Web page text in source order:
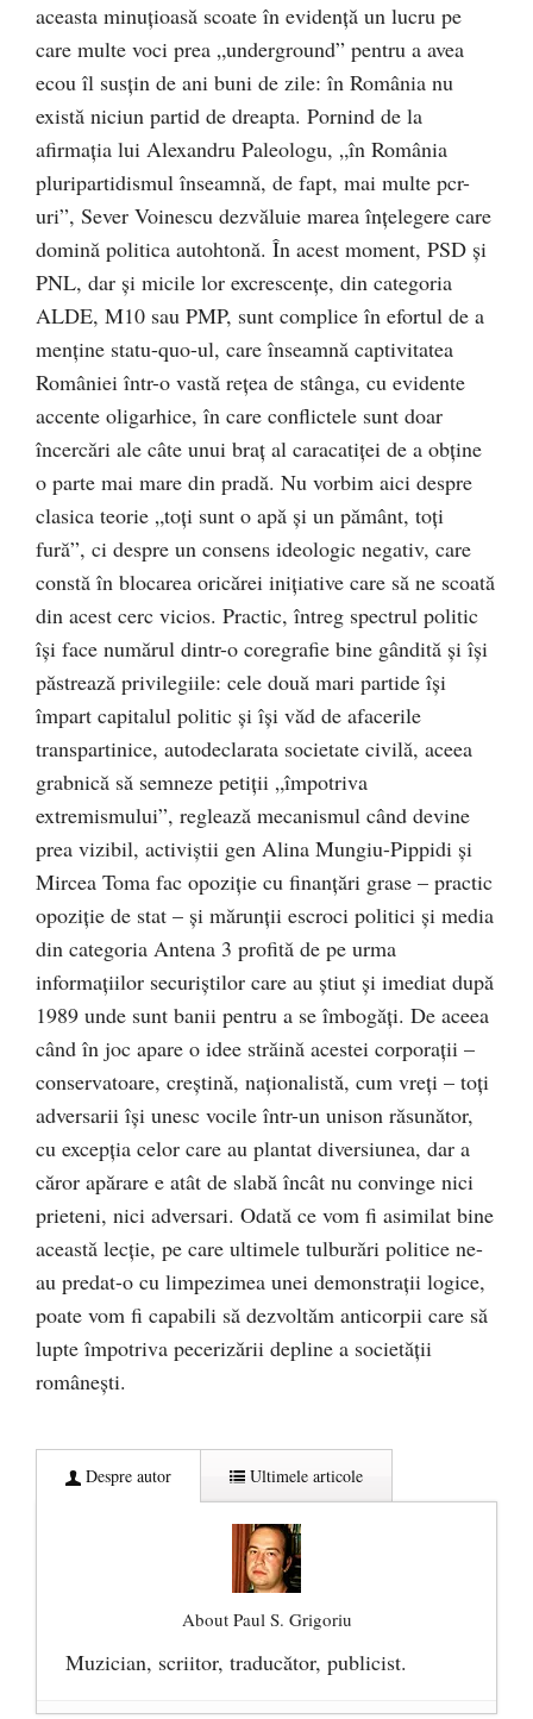
aceasta minuţioasă scoate în evidenţă un lucru pe
care multe voci prea „underground” pentru a avea
ecou îl susţin de ani buni de zile: în România nu
există niciun partid de dreapta. Pornind de la
afirmaţia lui Alexandru Paleologu, „în România
pluripartidismul înseamnă, de fapt, mai multe pcr-
uri”, Sever Voinescu dezvăluie marea înţelegere care
domină politica autohtonă. În acest moment, PSD şi
PNL, dar şi micile lor excrescenţe, din categoria
ALDE, M10 sau PMP, sunt complice în efortul de a
menţine statu-quo-ul, care înseamnă captivitatea
României într-o vastă reţea de stânga, cu evidente
accente oligarhice, în care conflictele sunt doar
încercări ale câte unui braţ al caracatiţei de a obţine
o parte mai mare din pradă. Nu vorbim aici despre
clasica teorie „toţi sunt o apă şi un pământ, toţi
fură”, ci despre un consens ideologic negativ, care
constă în blocarea oricărei iniţiative care să ne scoată
din acest cerc vicios. Practic, întreg spectrul politic
îşi face numărul dintr-o coregrafie bine gândită şi îşi
păstrează privilegiile: cele două mari partide îşi
împart capitalul politic şi îşi văd de afacerile
transpartinice, autodeclarata societate civilă, aceea
grabnică să semneze petiţii „împotriva
extremismului”, reglează mecanismul când devine
prea vizibil, activiştii gen Alina Mungiu-Pippidi şi
Mircea Toma fac opoziţie cu finanţări grase – practic
opoziţie de stat – şi mărunţii escroci politici şi media
din categoria Antena 3 profită de pe urma
informaţiilor securiştilor care au ştiut şi imediat după
1989 unde sunt banii pentru a se îmbogăţi. De aceea
când în joc apare o idee străină acestei corporaţii –
conservatoare, creştină, naţionalistă, cum vreţi – toţi
adversarii îşi unesc vocile într-un unison răsunător,
cu excepţia celor care au plantat diversiunea, dar a
căror apărare e atât de slabă încât nu convinge nici
prieteni, nici adversari. Odată ce vom fi asimilat bine
această lecţie, pe care ultimele tulburări politice ne-
au predat-o cu limpezimea unei demonstraţii logice,
poate vom fi capabili să dezvoltăm anticorpii care să
lupte împotriva pecerizării depline a societăţii
româneşti.
Despre autor Ultimele articole
About Paul S. Grigoriu
Muzician, scriitor, traducător, publicist.